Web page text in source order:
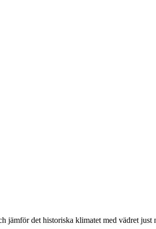
jämför det historiska klimatet med vädret just